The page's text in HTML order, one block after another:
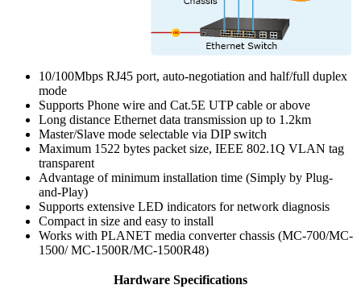
10/100Mbps RJ45 port, auto-negotiation and half/full duplex
mode
Supports Phone wire and Cat.5E UTP cable or above
Long distance Ethernet data transmission up to 1.2km
Master/Slave mode selectable via DIP switch
Maximum 1522 bytes packet size, IEEE 802.1Q VLAN tag
transparent
Advantage of minimum installation time (Simply by Plug-
and-Play)
Supports extensive LED indicators for network diagnosis
Compact in size and easy to install
Works with PLANET media converter chassis (MC-700/MC-
1500/ MC-1500R/MC-1500R48)
Hardware Specifications